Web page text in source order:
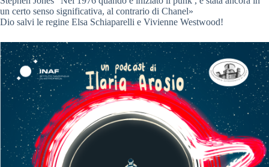
un certo senso significativa, al contrario di Chanel»
Dio salvi le regine Elsa Schiaparelli e Vivienne Westwood!